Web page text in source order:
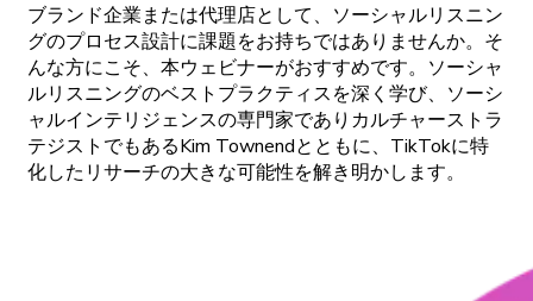
ブランド企業または代理店として、 ソーシャルリスニン
グのプロセス設計に課題をお持ちではありませんか。 そ
んな方にこそ、 本ウェビナーがおすすめです。 ソーシャ
ルリスニングのベストプラクティスを深く 学び、 ソーシ
ャルインテリジェンスの専門家であり カルチャーストラ
テジストでもあるKim Townendとともに、 TikTokに特
化したリサーチの大きな可能性を解き明かします。